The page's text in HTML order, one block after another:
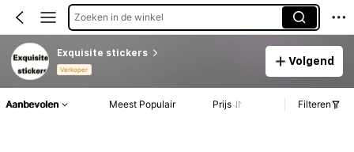
Zoeken in de winkel
Exquisite stickers
Verkoper
Volgend
Aanbevolen Meest Populair Prijs Filteren